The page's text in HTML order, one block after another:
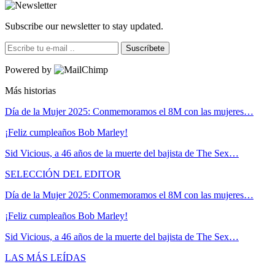
Subscribe our newsletter to stay updated.
Suscríbete
Powered by
Más historias
Día de la Mujer 2025: Conmemoramos el 8M con las mujeres…
¡Feliz cumpleaños Bob Marley!
Sid Vicious, a 46 años de la muerte del bajista de The Sex…
SELECCIÓN DEL EDITOR
Día de la Mujer 2025: Conmemoramos el 8M con las mujeres…
¡Feliz cumpleaños Bob Marley!
Sid Vicious, a 46 años de la muerte del bajista de The Sex…
LAS MÁS LEÍDAS